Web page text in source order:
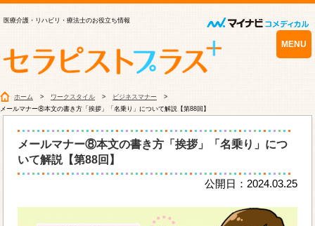
医療介護・リハビリ・療法士のお役立ち情報
MENU
ホーム ワークスタイル
ビジネスマナー
メールマナー⑧本文の書き方「挨拶」「名乗り」について解説【第88回】
メールマナー⑧本文の書き方「挨拶」「名乗り」につ
いて解説【第88回】
公開日：2024.03.25